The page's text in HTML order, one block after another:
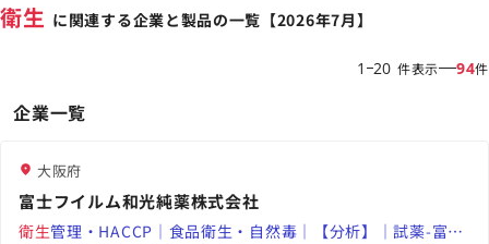
衛生 に関連する企業と製品の一覧【2026年7月】
1 20 件表示 94件
企業一覧
大阪府
富士フイルム和光純薬株式会社
衛生管理・HACCP｜食品衛生・自然毒｜【分析】｜試薬-富士